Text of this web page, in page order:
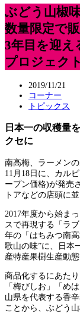
ぶどう山椒
数量限定で
3年目を迎え
プロジェクト
2019/11/21
コーナー
トピックス
日本一の収穫量
クセに
南高梅、ラーメン
11月18日に、カル
ープン価格)が発売
トアなどの店頭に
2017年度から始ま
スで再現する「ラ
年の「はちみつ南
歌山の味”に、日本
産特産果樹生産動
商品化するにあた
「梅びしお」「め
山県を代表する香
ことから、ぶどう